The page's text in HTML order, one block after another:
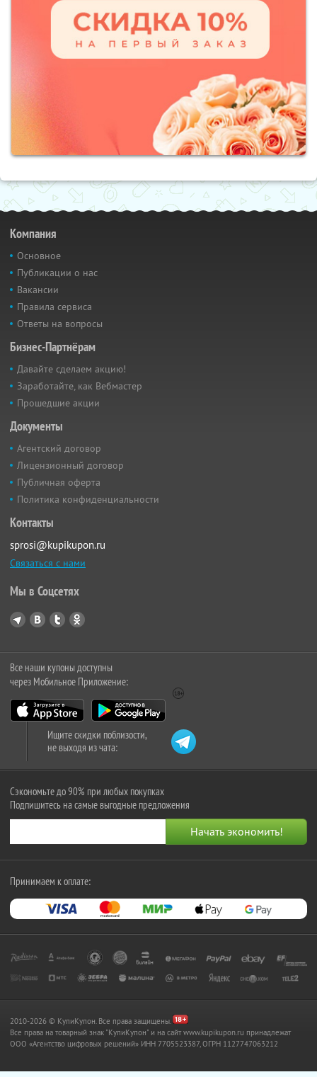
Компания
Основное
Публикации о нас
Вакансии
Правила сервиса
Ответы на вопросы
Бизнес-Партнёрам
Давайте сделаем акцию!
Заработайте, как Вебмастер
Прошедшие акции
Документы
Агентский договор
Лицензионный договор
Публичная оферта
Политика конфиденциальности
Контакты
sprosi@kupikupon.ru
Связаться с нами
Мы в Соцсетях
Все наши купоны доступны
через Мобильное Приложение:
Ищите скидки поблизости,
не выходя из чата:
Сэкономьте до 90% при любых покупках
Подпишитесь на самые выгодные предложения
Принимаем к оплате:
2010-2026 © КупиКупон. Все права защищены.
Все права на товарный знак "КупиКупон" и на сайт www.kupikupon.ru принадлежат
OOO «Агентство цифровых решений» ИНН 7705523387, ОГРН 1127747063212